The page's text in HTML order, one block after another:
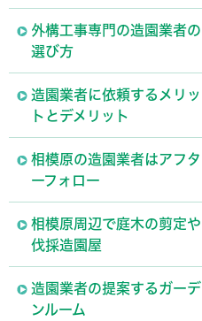
外構工事専門の造園業者の
選び方
造園業者に依頼するメリッ
トとデメリット
相模原の造園業者はアフタ
ーフォロー
相模原周辺で庭木の剪定や
伐採造園屋
造園業者の提案するガーデ
ンルーム